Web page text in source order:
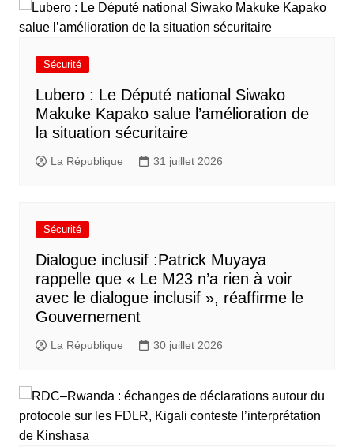
Sécurité
Lubero : Le Député national Siwako
Makuke Kapako salue l’amélioration de
la situation sécuritaire
La République 31 juillet 2026
Sécurité
Dialogue inclusif :Patrick Muyaya
rappelle que « Le M23 n’a rien à voir
avec le dialogue inclusif », réaffirme le
Gouvernement
La République 30 juillet 2026